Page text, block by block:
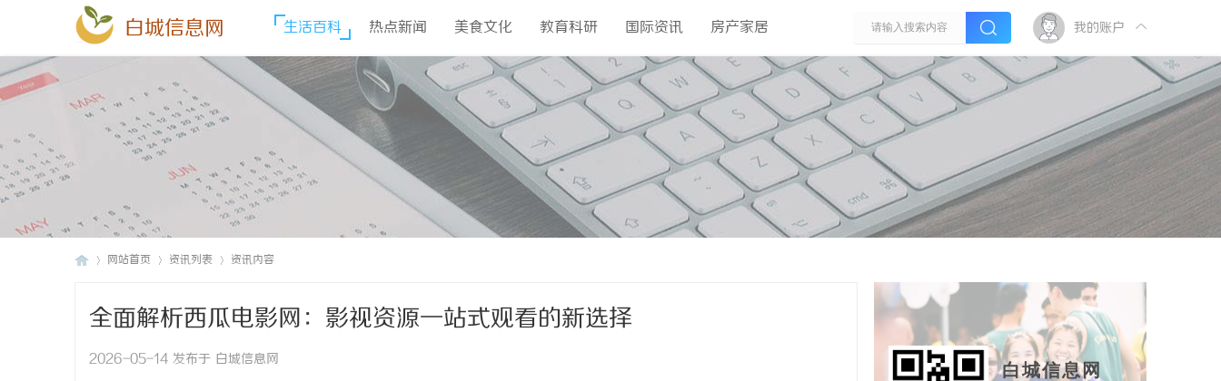
白城信息网 生活百科 热点新闻 美食文化 教育科研 国际资讯 房产家居 我的账户
网站首页 资讯列表 资讯内容
全面解析西瓜电影网：影视资源一站式观看的新选择
2026-05-14 发布于 白城信息网
白城信息网